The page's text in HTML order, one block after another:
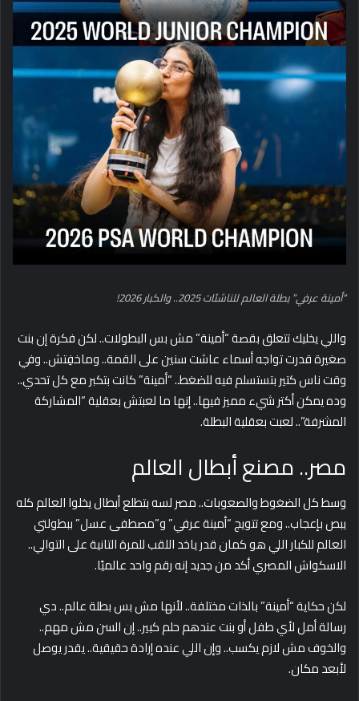
“أمينة عرفي” بطلة العالم للناشئات 2025.. والكبار 2026!
واللي يخليك تتعلق بقصة “أمينة” مش بس البطولات.. لكن فكرة إن بنت
صغيرة قدرت تواجه أسماء عاشت سنين على القمة.. وماخفِتش.. وفي
وقت ناس كتير بتستسلم فيه للضغط.. “أمينة” كانت بتكبر مع كل تحدي..
وده يمكن أكتر شيء مميز فيها.. إنها ما لعبتش بعقلية “المشاركة
المشرفة”.. لعبت بعقلية البطلة.
مصر.. مصنع أبطال العالم
وسط كل الضغوط والصعوبات.. مصر لسه بتطلع أبطال يخلوا العالم كله
يبص بإعجاب.. ومع تتويج “أمينة عرفي” و”مصطفى عسل” ببطولتي
العالم للكبار اللي هو كمان قدر ياخد اللقب للمرة التانية على التوالي..
الاسكواش المصري أكد من جديد إنه رقم واحد عالميًا.
لكن حكاية “أمينة” بالذات مختلفة.. لأنها مش بس بطلة عالم.. دي
رسالة أمل لأي طفل أو بنت عندهم حلم كبير.. إن السن مش مهم..
والخوف مش لازم يكسب.. وإن اللي عنده إرادة حقيقية.. يقدر يوصل
لأبعد مكان.